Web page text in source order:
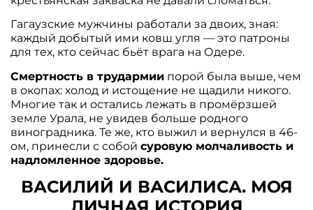
Гагаузские мужчины работали за двоих, зная:
каждый добытый ими ковш угля — это патроны
для тех, кто сейчас бьёт врага на Одере.
Смертность в трудармии порой была выше, чем
в окопах: холод и истощение не щадили никого.
Многие так и остались лежать в промёрзшей
земле Урала, не увидев больше родного
виноградника. Те же, кто выжил и вернулся в 46-
ом, принесли с собойсуровую молчаливость и
надломленное здоровье.
ВАСИЛИЙ И ВАСИЛИСА. МОЯ